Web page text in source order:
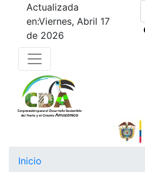
Actualizada
en:Viernes, Abril 17
de 2026
Inicio